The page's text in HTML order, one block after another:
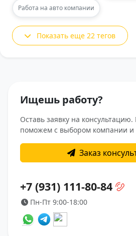
Работа на авто компании
Показать еще 22 тегов
Ищешь работу?
Оставь заявку на
поможем с выбором компании и
Заказ
+7 (931) 111-80-84
Пн-Пт 9:00-18:00